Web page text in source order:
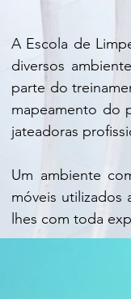
A Escola de
diversos
parte do
mapeamento do
jateadoras
Um ambiente
móveis utilizados
lhes com toda